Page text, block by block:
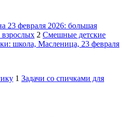
23 февраля 2026: большая
взрослых 2 Смешные детские
школа, Масленица, 23 февраля
1 Задачи со спичками для